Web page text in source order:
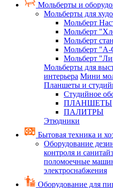
Мольберты и
Мольберты для
Мольберт
Мольберт
Мольберт
Мольберт
Мольберт
Мольберты для
интерьера Мини
Планшеты и
Студийное
ПЛАНШЕТЫ
ПАЛИТРЫ
Этюдники
Бытовая техника и
Оборудование
контроля и
поломоечные
электроснабжения
Оборудование для